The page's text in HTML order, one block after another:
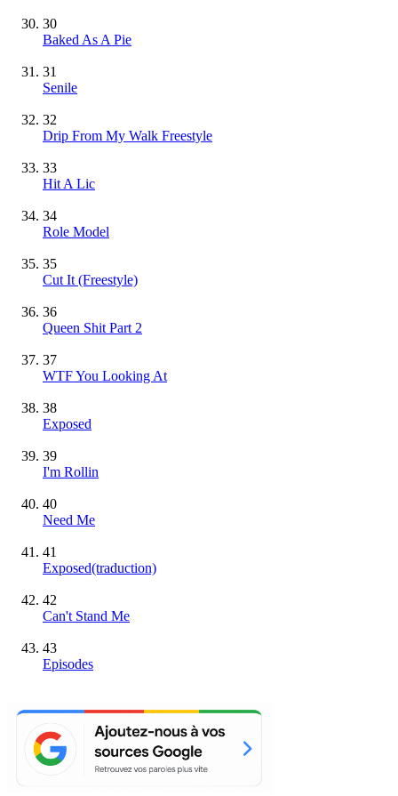
30
Baked As A Pie
31
Senile
32
Drip From My Walk Freestyle
33
Hit A Lic
34
Role Model
35
Cut It (Freestyle)
36
Queen Shit Part 2
37
WTF You Looking At
38
Exposed
39
I'm Rollin
40
Need Me
41
Exposed(traduction)
42
Can't Stand Me
43
Episodes